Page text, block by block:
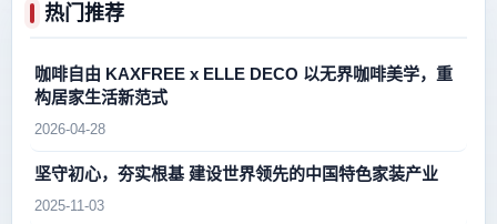
热门推荐
咖啡自由 KAXFREE x ELLE DECO 以无界咖啡美学，重
构居家生活新范式
2026-04-28
坚守初心，夯实根基 建设世界领先的中国特色家装产业
2025-11-03